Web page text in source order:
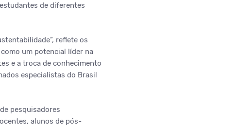
de diferentes
reflete os
um potencial líder na
e a troca de conhecimento
especialistas do Brasil
pesquisadores
alunos de pós-